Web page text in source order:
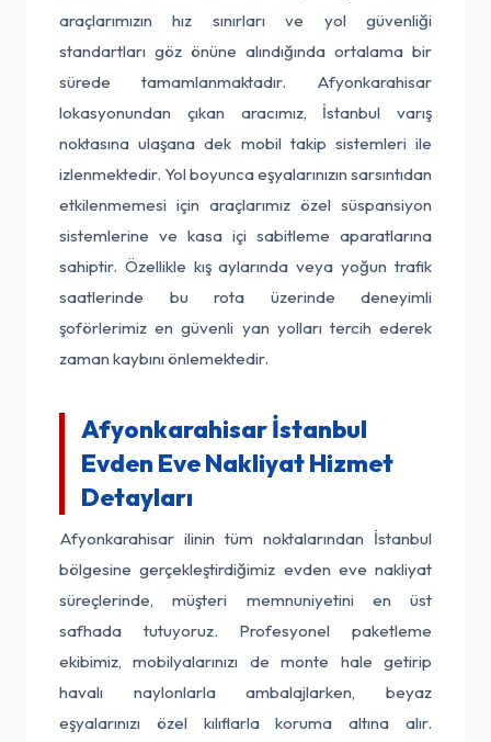
araçlarımızın hız sınırları ve yol güvenliği
standartları göz önüne alındığında ortalama bir
sürede tamamlanmaktadır. Afyonkarahisar
lokasyonundan çıkan aracımız, İstanbul varış
noktasına ulaşana dek mobil takip sistemleri ile
izlenmektedir. Yol boyunca eşyalarınızın sarsıntıdan
etkilenmemesi için araçlarımız özel süspansiyon
sistemlerine ve kasa içi sabitleme aparatlarına
sahiptir. Özellikle kış aylarında veya yoğun trafik
saatlerinde bu rota üzerinde deneyimli
şoförlerimiz en güvenli yan yolları tercih ederek
zaman kaybını önlemektedir.
Afyonkarahisar İstanbul
Evden Eve Nakliyat Hizmet
Detayları
Afyonkarahisar ilinin tüm noktalarından İstanbul
bölgesine gerçekleştirdiğimiz evden eve nakliyat
süreçlerinde, müşteri memnuniyetini en üst
safhada tutuyoruz. Profesyonel paketleme
ekibimiz, mobilyalarınızı de monte hale getirip
havalı naylonlarla ambalajlarken, beyaz
eşyalarınızı özel kılıflarla koruma altına alır.